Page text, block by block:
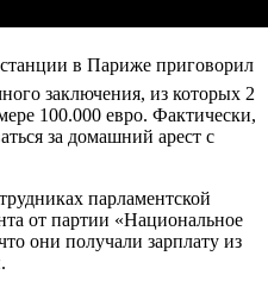
в Париже приговорил
заключения, из которых 2
100.000 евро. Фактически,
за домашний арест с
парламентской
от партии «Национальное
они получали зарплату из